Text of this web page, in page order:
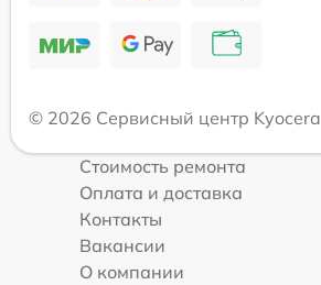
© 2026 Сервисный центр Kyocera
Стоимость ремонта
Оплата и доставка
Контакты
Вакансии
О компании